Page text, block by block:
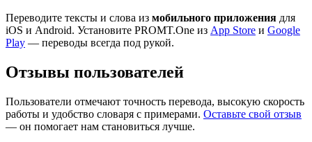
Переводите тексты и слова из мобильного приложения для
iOS и Android. Установите PROMT.One из App Store и Google
Play — переводы всегда под рукой.
Отзывы пользователей
Пользователи отмечают точность перевода, высокую скорость
работы и удобство словаря с примерами. Оставьте свой отзыв
— он помогает нам становиться лучше.